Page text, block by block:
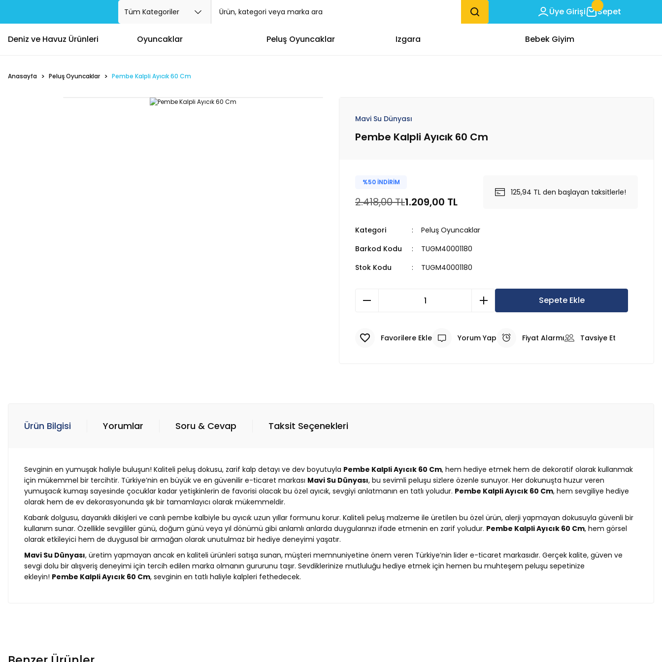
Üye Girişi Sepet
Deniz ve Havuz Ürünleri Oyuncaklar Peluş Oyuncaklar Izgara Bebek Giyim
Anasayfa Peluş Oyuncaklar Pembe Kalpli Ayıcık 60 Cm
Mavi Su Dünyası
Pembe Kalpli Ayıcık 60 Cm
%50 İNDİRİM
2.418,00 TL1.209,00 TL
125,94 TL den başlayan taksitlerle!
Kategori
Peluş Oyuncaklar
Barkod Kodu
TUGM40001180
Stok Kodu
TUGM40001180
Sepete Ekle
Yorum Yap Fiyat Alarmı Tavsiye Et
Ürün Bilgisi Yorumlar Soru & Cevap Taksit Seçenekleri
Sevginin en yumuşak haliyle buluşun! Kaliteli peluş dokusu, zarif kalp detayı ve dev boyutuyla Pembe Kalpli Ayıcık 60 Cm, hem hediye etmek hem de dekoratif olarak kullanmak
için mükemmel bir tercihtir. Türkiye’nin en büyük ve en güvenilir e-ticaret markası Mavi Su Dünyası, bu sevimli peluşu sizlere özenle sunuyor. Her dokunuşta huzur veren
yumuşacık kumaşı sayesinde çocuklar kadar yetişkinlerin de favorisi olacak bu özel ayıcık, sevgiyi anlatmanın en tatlı yoludur. Pembe Kalpli Ayıcık 60 Cm, hem sevgiliye hediye
olarak hem de ev dekorasyonunda şık bir tamamlayıcı olarak mükemmeldir.
Kabarık dolgusu, dayanıklı dikişleri ve canlı pembe kalbiyle bu ayıcık uzun yıllar formunu korur. Kaliteli peluş malzeme ile üretilen bu özel ürün, alerji yapmayan dokusuyla güvenli bir
kullanım sunar. Özellikle sevgililer günü, doğum günü veya yıl dönümü gibi anlamlı anlarda duygularınızı ifade etmenin en zarif yoludur. Pembe Kalpli Ayıcık 60 Cm, hem görsel
olarak etkileyici hem de duygusal bir armağan olarak unutulmaz bir hediye deneyimi yaşatır.
Mavi Su Dünyası, üretim yapmayan ancak en kaliteli ürünleri satışa sunan, müşteri memnuniyetine önem veren Türkiye’nin lider e-ticaret markasıdır. Gerçek kalite, güven ve
sevgi dolu bir alışveriş deneyimi için tercih edilen marka olmanın gururunu taşır. Sevdiklerinize mutluluğu hediye etmek için hemen bu muhteşem peluşu sepetinize
ekleyin! Pembe Kalpli Ayıcık 60 Cm, sevginin en tatlı haliyle kalpleri fethedecek.